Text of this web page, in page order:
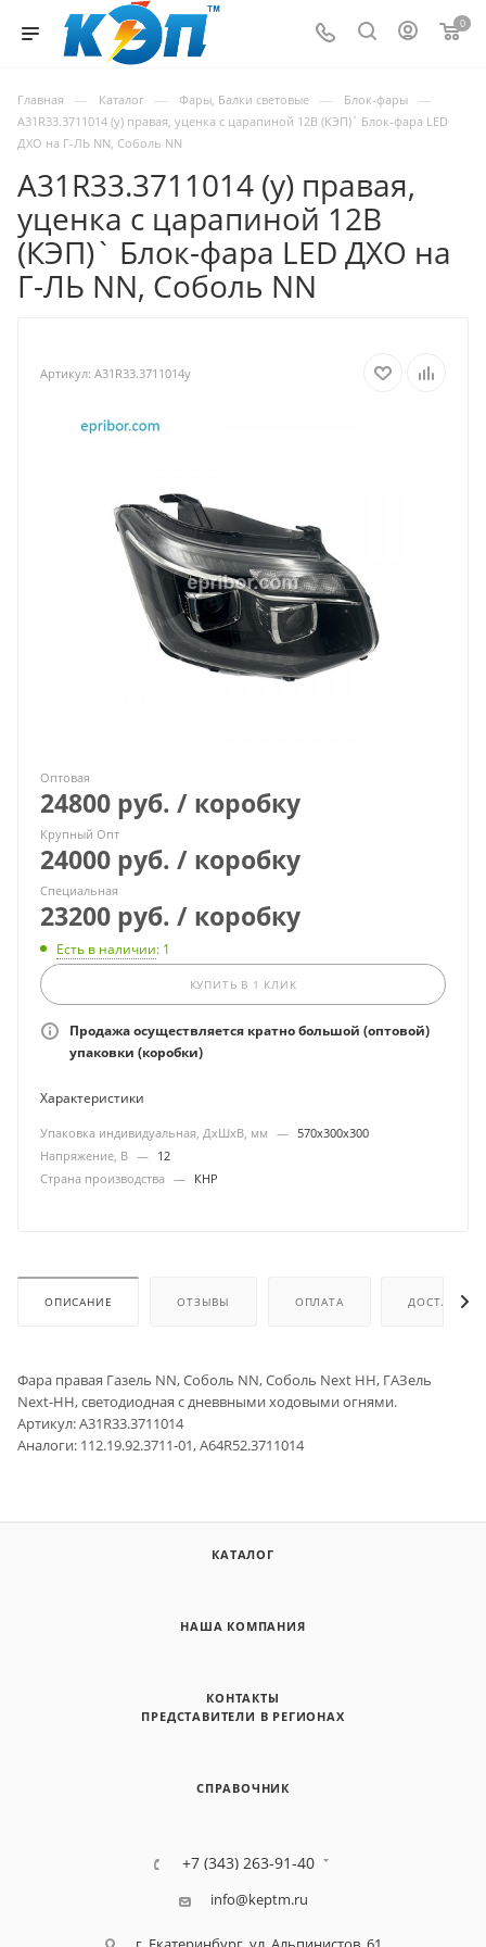
0
Главная — Каталог — Фары, Балки световые — Блок-фары —
A31R33.3711014 (у) правая, уценка с царапиной 12В (КЭП)` Блок-фара LED
ДХО на Г-ЛЬ NN, Соболь NN
A31R33.3711014 (у) правая,
уценка с царапиной 12В
(КЭП)` Блок-фара LED ДХО на
Г-ЛЬ NN, Соболь NN
Артикул: A31R33.3711014у
Оптовая
24800 руб. / коробку
Крупный Опт
24000 руб. / коробку
Специальная
23200 руб. / коробку
Есть в наличии: 1
КУПИТЬ В 1 КЛИК
Продажа осуществляется кратно большой (оптовой)
упаковки (коробки)
Характеристики
Упаковка индивидуальная, ДхШхВ, мм — 570х300х300
Напряжение, В — 12
Страна производства — КНР
ОПИСАНИЕ ОТЗЫВЫ ОПЛАТА ДОСТАВКА
Фара правая Газель NN, Соболь NN, Соболь Next НН, ГАЗель
Next-НН, светодиодная с дневвными ходовыми огнями.
Артикул: A31R33.3711014
Аналоги: 112.19.92.3711-01, A64R52.3711014
КАТАЛОГ
НАША КОМПАНИЯ
КОНТАКТЫ
ПРЕДСТАВИТЕЛИ В РЕГИОНАХ
СПРАВОЧНИК
+7 (343) 263-91-40
info@keptm.ru